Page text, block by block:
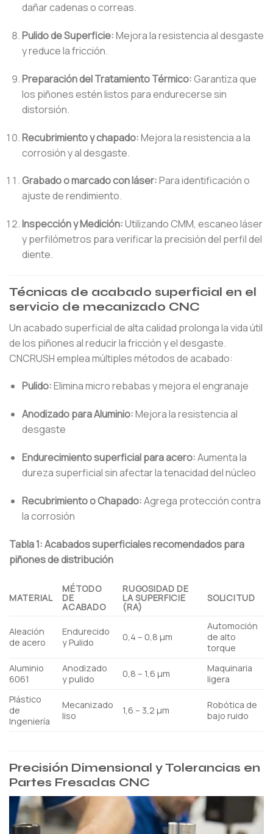
dañar cadenas o correas.
Pulido de Superficie:Mejora la resistencia al desgaste
y reduce la fricción.
Preparación del Tratamiento Térmico:Garantiza que
los piñones estén listos para endurecerse sin
distorsión.
Recubrimiento y chapado:Mejora la resistencia a la
corrosión y al desgaste.
Grabado o marcado con láser:Para identificación o
ajuste de rendimiento.
Inspección y Medición:Utilizando CMM, escaneo láser
y perfilómetros para verificar la precisión del perfil del
diente.
Técnicas de acabado superficial en el
servicio de mecanizado CNC
Un acabado superficial de alta calidad prolonga la vida útil
de los piñones al reducir la fricción y el desgaste.
CNCRUSH emplea múltiples métodos de acabado:
Pulido:Elimina micro rebabas y mejora el engranaje
Anodizado para Aluminio:Mejora la resistencia al
desgaste
Endurecimiento superficial para acero:Aumenta la
dureza superficial sin afectar la tenacidad del núcleo
Recubrimiento o Chapado:Agrega protección contra
la corrosión
Tabla 1: Acabados superficiales recomendados para
piñones de distribución
MATERIAL
MÉTODO
DE
ACABADO
RUGOSIDAD DE
LA SUPERFICIE
(RA)
SOLICITUD
Aleación
de acero
Endurecido
y Pulido
0,4 – 0,8 µm
Automoción
de alto
torque
Aluminio
6061
Anodizado
y pulido
0,8 – 1,6 µm
Maquinaria
ligera
Plástico
de
Ingeniería
Mecanizado
liso
1,6 – 3,2 µm
Robótica de
bajo ruido
Precisión Dimensional y Tolerancias en
Partes Fresadas CNC